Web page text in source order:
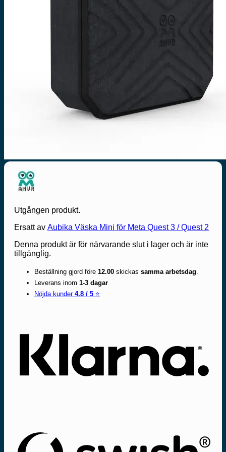
Utgången produkt.
Ersatt av Aubika Väska Mini för Meta Quest 3 / Quest 2
Denna produkt är för närvarande slut i lager och är inte
tillgänglig.
Beställning gjord före 12.00 skickas samma arbetsdag
Leverans inom 1-3 dagar
Nöjda kunder 4.8 / 5 ⭐